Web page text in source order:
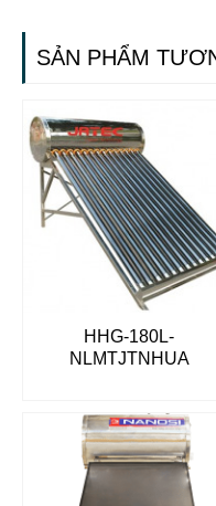
SẢN PHẨM
HHG-180L-
NLMTJTNHUA